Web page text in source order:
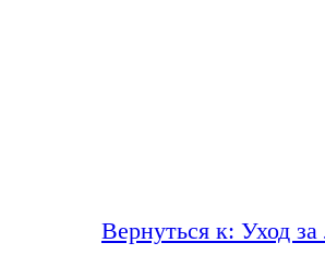
Вернуться к: Уход